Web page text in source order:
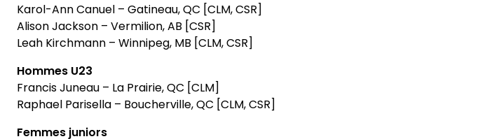
Karol-Ann Canuel – Gatineau, QC [CLM, CSR]
Alison Jackson – Vermilion, AB [CSR]
Leah Kirchmann – Winnipeg, MB [CLM, CSR]
Hommes U23
Francis Juneau – La Prairie, QC [CLM]
Raphael Parisella – Boucherville, QC [CLM, CSR]
Femmes juniors